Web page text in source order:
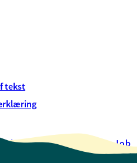
tekst
over selvbetjeningJob